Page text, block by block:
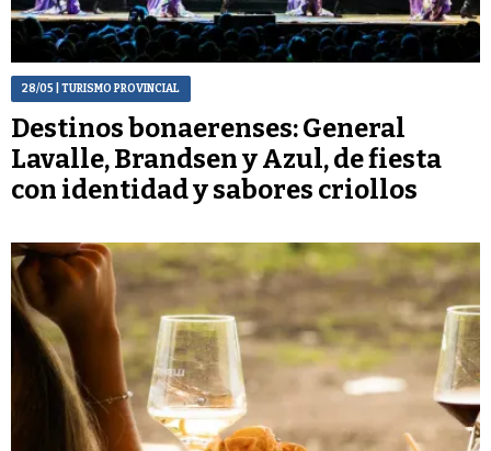
28/05 | TURISMO PROVINCIAL
Destinos bonaerenses: General
Lavalle, Brandsen y Azul, de fiesta
con identidad y sabores criollos